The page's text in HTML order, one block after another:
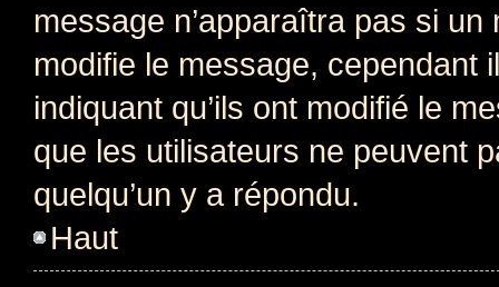
message n’apparaîtra pas si
modifie le message, cependant
indiquant qu’ils ont modifié le
que les utilisateurs ne peuvent
quelqu’un y a répondu.
Haut